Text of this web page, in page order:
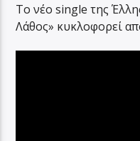
Το νέο single της
Λάθος» κυκλοφορεί